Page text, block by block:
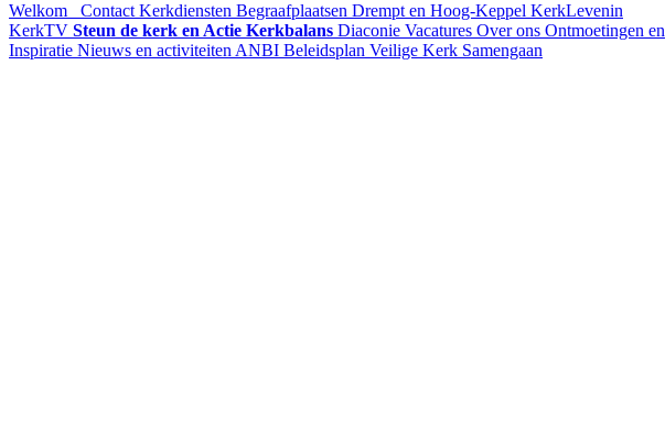
Welkom Contact Kerkdiensten Begraafplaatsen Drempt en Hoog-Keppel KerkLevenin
KerkTV Steun de kerk en Actie Kerkbalans Diaconie Vacatures Over ons Ontmoetingen en
Inspiratie Nieuws en activiteiten ANBI Beleidsplan Veilige Kerk Samengaan